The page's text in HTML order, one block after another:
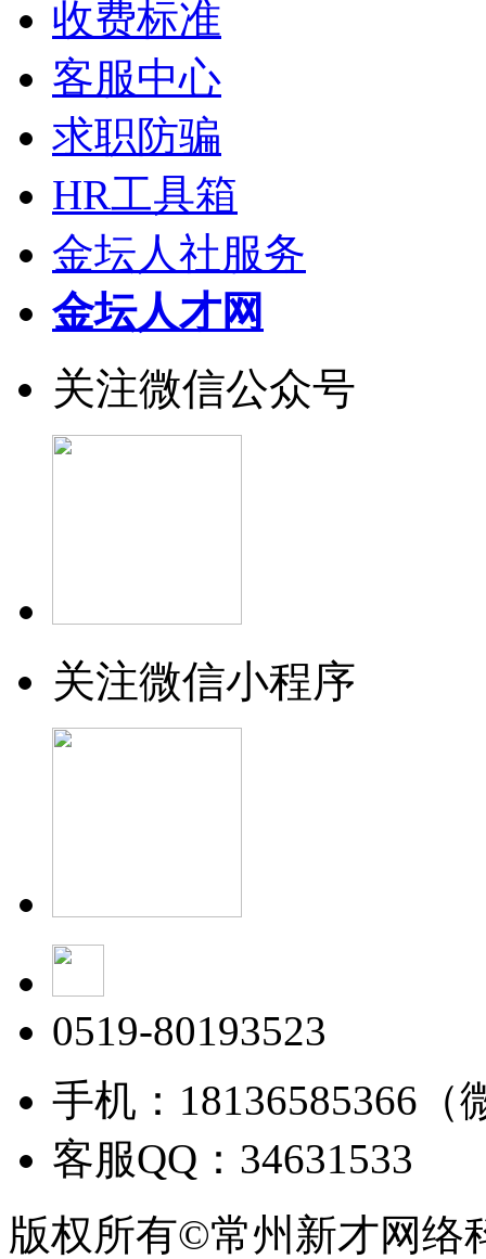
收费标准
客服中心
求职防骗
HR工具箱
金坛人社服务
金坛人才网
关注微信公众号
关注微信小程序
0519-80193523
手机：18136585366（
客服QQ：34631533
版权所有©常州新才网络